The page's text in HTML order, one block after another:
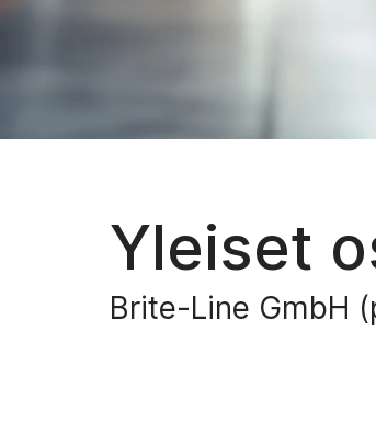
Yleiset
Brite-Line GmbH